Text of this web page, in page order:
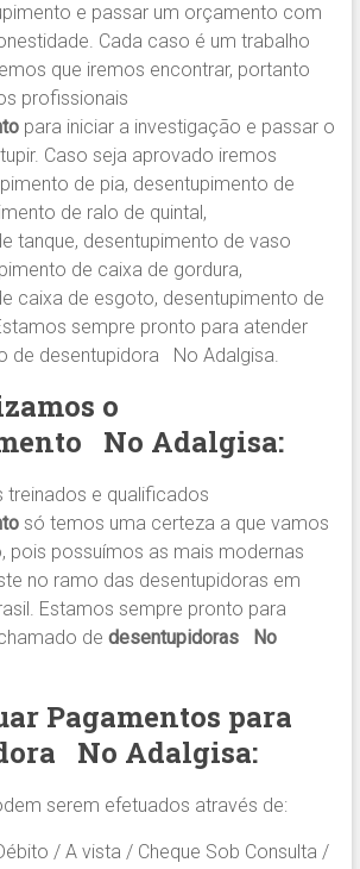
e passar um orçamento com
Cada caso é um trabalho
que iremos encontrar, portanto
profissionais
para iniciar a investigação e passar o
Caso seja aprovado iremos
de pia, desentupimento de
de ralo de quintal,
tanque, desentupimento de vaso
de caixa de gordura,
caixa de esgoto, desentupimento de
sempre pronto para atender
de desentupidora No Adalgisa.
o
No Adalgisa:
treinados e qualificados
só temos uma certeza a que vamos
pois possuímos as mais modernas
no ramo das desentupidoras em
Estamos sempre pronto para
de desentupidoras No
Pagamentos para
No Adalgisa:
serem efetuados através de:
/ A vista / Cheque Sob Consulta /